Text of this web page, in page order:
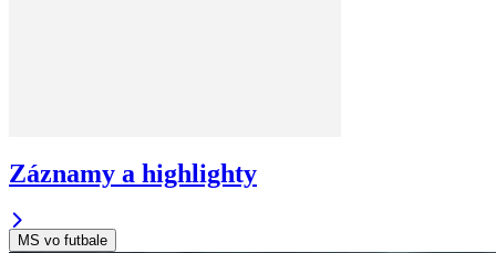
Záznamy a highlighty
MS vo futbale